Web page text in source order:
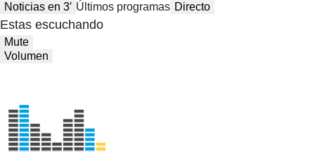
Noticias en 3′ Últimos programas Directo
Estas escuchando
Mute
Volumen